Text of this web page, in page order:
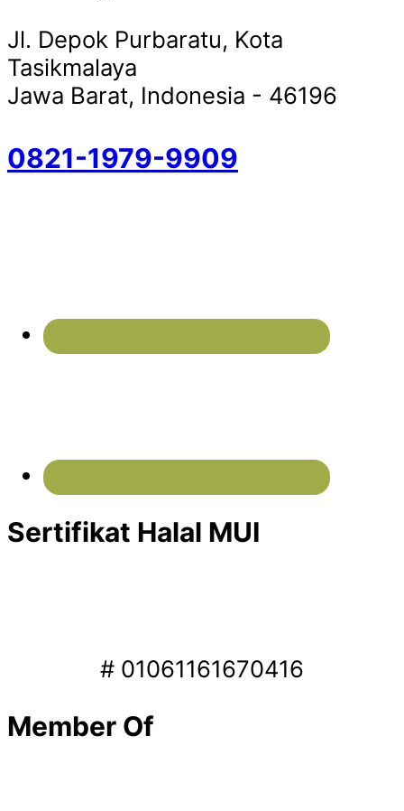
Jl. Depok Purbaratu, Kota
Tasikmalaya
Jawa Barat, Indonesia - 46196
0821-1979-9909
Sertifikat Halal MUI
# 01061161670416
Member Of